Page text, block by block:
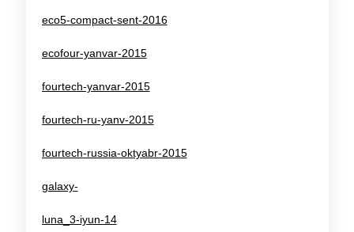
eco5-compact-sent-2016
ecofour-yanvar-2015
fourtech-yanvar-2015
fourtech-ru-yanv-2015
fourtech-russia-oktyabr-2015
galaxy-
luna_3-iyun-14